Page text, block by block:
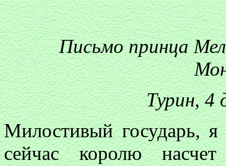
Письмо принца
Турин, 4
Милостивый государь,
сейчас королю